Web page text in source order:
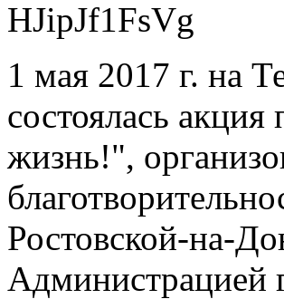
1 мая 2017 г. на
состоялась
жизнь!",
Ростовской-на-
Администрацией